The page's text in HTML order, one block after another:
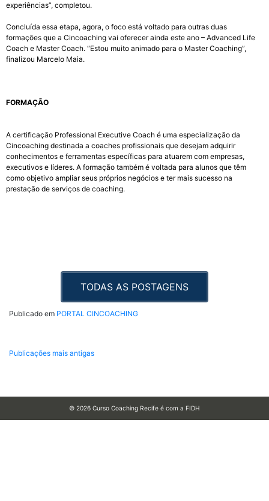
experiências”, completou.
Concluída essa etapa, agora, o foco está voltado para outras duas
formações que a Cincoaching vai oferecer ainda este ano – Advanced Life
Coach e Master Coach. “Estou muito animado para o Master Coaching”,
finalizou Marcelo Maia.
FORMAÇÃO
A certificação Professional Executive Coach é uma especialização da
Cincoaching destinada a coaches profissionais que desejam adquirir
conhecimentos e ferramentas específicas para atuarem com empresas,
executivos e líderes. A formação também é voltada para alunos que têm
como objetivo ampliar seus próprios negócios e ter mais sucesso na
prestação de serviços de coaching.
TODAS AS POSTAGENS
Publicado em PORTAL CINCOACHING
Publicações mais antigas
© 2026 Curso Coaching Recife é com a FIDH